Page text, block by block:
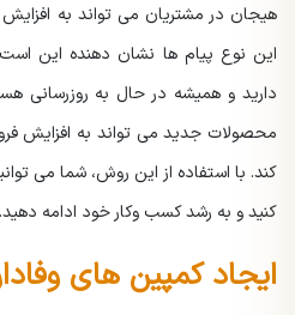
هیجان در مشتریان می تواند به
این نوع پیام ها نشان دهنده این
دارید و همیشه در حال به روزرسانی
محصولات جدید می تواند به افزایش
کند. با استفاده از این روش، شما می
کنید و به رشد کسب وکار خود ادامه دهید.
ایجاد کمپین های